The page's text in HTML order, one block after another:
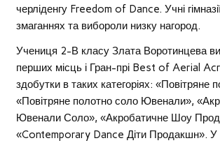
черліденгу Freedom of Dance. Учні
змаганнях та вибороли низку нагород.
Учениця 2-В класу Злата Воротинцева
перших місць і Гран-прі Best of Aerial
здобутки в таких категоріях: «Повітряне
«Повітряне полотно соло Ювенали»,
Ювенали Соло», «Акробатичне Шоу
«Contemporary Dance Діти Продакшн». У